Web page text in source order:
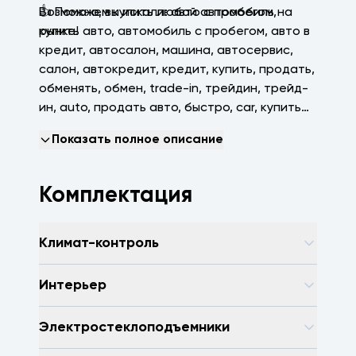
👍 Поможем купить любой автомобиль на
рынке!
Возможно, вы искали: авто с пробегом,
купить авто, автомобиль с пробегом, авто в
кредит, автосалон, машина, автосервис,
салон, автокредит, кредит, купить, продать,
обменять, обмен, trаdе-in, трейдин, трейд-
ин, аutо, продать авто, быстро, саr, купить
пробегсервис, селект, арконт, Волгоград,
Показать полное описание
Комплектация
Климат-контроль
Интерьер
Электростеклоподъемники